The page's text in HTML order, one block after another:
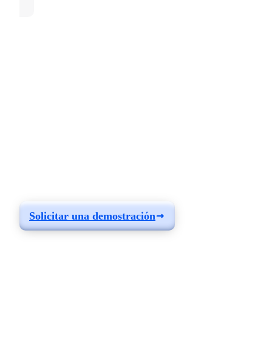
Solicitar una demostración